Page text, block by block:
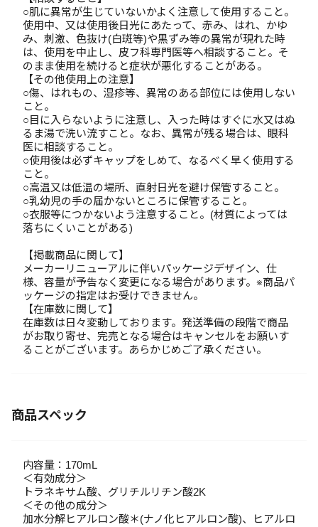
○肌に異常が生じていないかよく注意して使用すること。
使用中、又は使用後日光にあたって、赤み、はれ、かゆ
み、刺激、色抜け(白斑等)や黒ずみ等の異常が現れた時
は、使用を中止し、皮フ科専門医等へ相談すること。そ
のまま使用を続けると症状が悪化することがある。
【その他使用上の注意】
○傷、はれもの、湿疹等、異常のある部位には使用しない
こと。
○目に入らないように注意し、入った時はすぐに水又はぬ
るま湯で洗い流すこと。なお、異常が残る場合は、眼科
医に相談すること。
○使用後は必ずキャップをしめて、なるべく早く使用する
こと。
○高温又は低温の場所、直射日光を避け保管すること。
○乳幼児の手の届かないところに保管すること。
○衣服等につかないよう注意すること。(材質によっては
落ちにくいことがある)
【掲載商品に関して】
メーカーリニューアルに伴いパッケージデザイン、仕
様、容量が予告なく変更になる場合があります。※商品パ
ッケージの指定はお受けできません。
【在庫数に関して】
在庫数は日々変動しております。発送準備の段階で商品
がお取り寄せ、完売となる場合はキャンセルをお願いす
ることがございます。あらかじめご了承ください。
商品スペック
内容量：170mL
＜有効成分＞
トラネキサム酸、グリチルリチン酸2K
＜その他の成分＞
加水分解ヒアルロン酸＊(ナノ化ヒアルロン酸)、ヒアルロ